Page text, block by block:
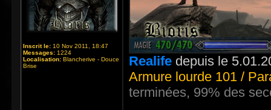
Inscrit le: 10 Nov 2011, 18:47
Messages: 1224
Localisation: Blancherive - Douce
Brise
Realife depuis le
Armure lourde 101 /
terminées, 99% des